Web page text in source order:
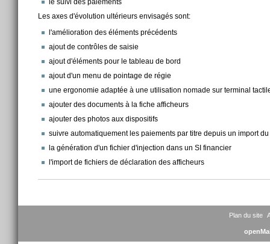
Les axes d'évolution ultérieurs envisagés sont:
l'amélioration des éléments précédents
ajout de contrôles de saisie
ajout d'éléments pour le tableau de bord
ajout d'un menu de pointage de régie
une ergonomie adaptée à une utilisation nomade sur terminal
ajouter des documents à la fiche afficheurs
ajouter des photos aux dispositifs
suivre automatiquement les paiements par titre depuis un import
la génération d'un fichier d'injection dans un SI financier
l'import de fichiers de déclaration des afficheurs
document
Plan du site